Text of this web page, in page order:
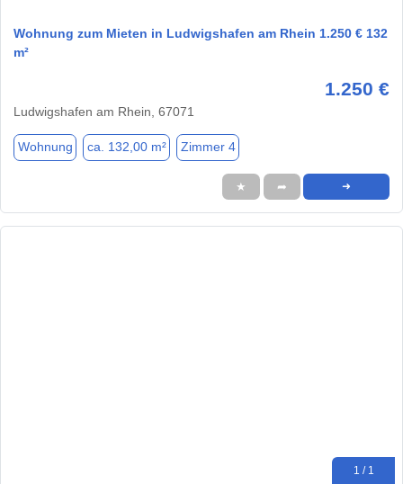
Wohnung zum Mieten in Ludwigshafen am Rhein 1.250 € 132
m²
1.250 €
Ludwigshafen am Rhein, 67071
Wohnung ca. 132,00 m² Zimmer 4
★ ➦ ➜
1 / 1